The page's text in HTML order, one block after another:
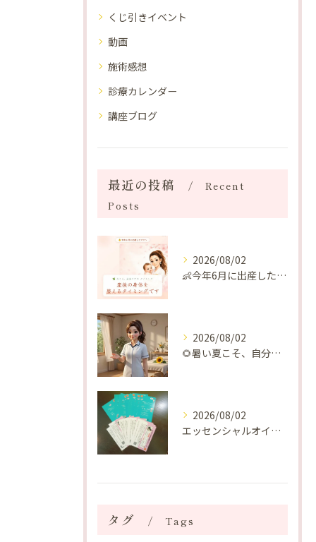
くじ引きイベント
動画
施術感想
診療カレンダー
講座ブログ
最近の投稿
Recent
Posts
2026/08/02
👶今年6月に出産したママへ♡
2026/08/02
🌻暑い夏こそ、自分の身体を整える時間を♡
2026/08/02
エッセンシャルオイルプレゼントご当選番号発表 2026年8月
タグ Tags